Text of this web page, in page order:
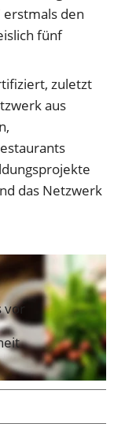
erstmals den
fünf
zuletzt
aus
das Netzwerk
vor